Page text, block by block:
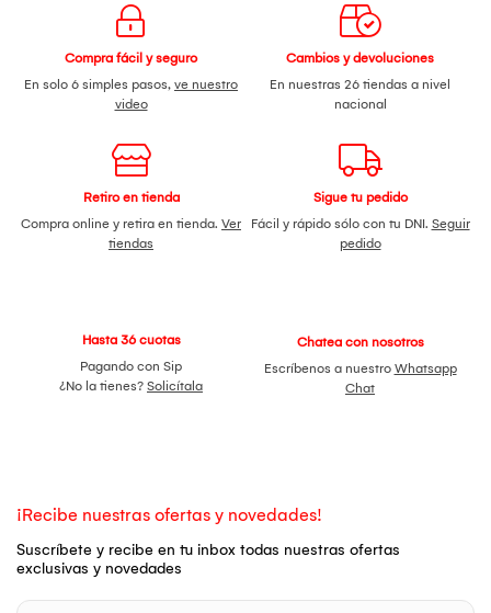
Compra fácil y seguro
En solo 6 simples pasos, ve nuestro
video
Cambios y devoluciones
En nuestras 26 tiendas a nivel
nacional
Retiro en tienda
Compra online y retira en tienda. Ver
tiendas
Sigue tu pedido
Fácil y rápido sólo con tu DNI. Seguir
pedido
Hasta 36 cuotas
Pagando con Sip
¿No la tienes? Solicítala
Chatea con nosotros
Escríbenos a nuestro Whatsapp
Chat
¡Recibe nuestras ofertas y novedades!
Suscríbete y recibe en tu inbox todas nuestras ofertas
exclusivas y novedades